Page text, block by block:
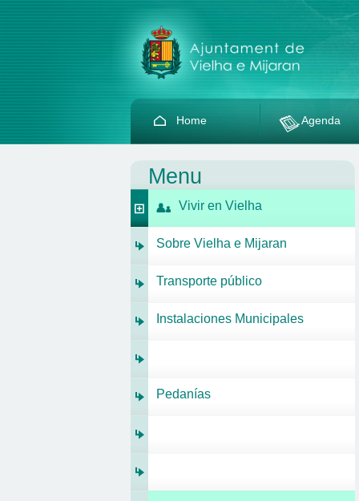
Home Agenda
Menu
Vivir en Vielha
Sobre Vielha e Mijaran
Transporte público
Instalaciones Municipales
Pedanías